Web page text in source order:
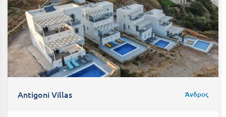
Κάλυμνος
Καμένα Βούρλα
Καρδάμαινα
Καρδαμύλη
Antigoni Villas Άνδρος